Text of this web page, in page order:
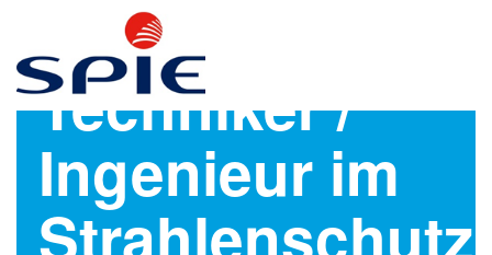
Techniker /
Ingenieur im
Strahlenschutz,